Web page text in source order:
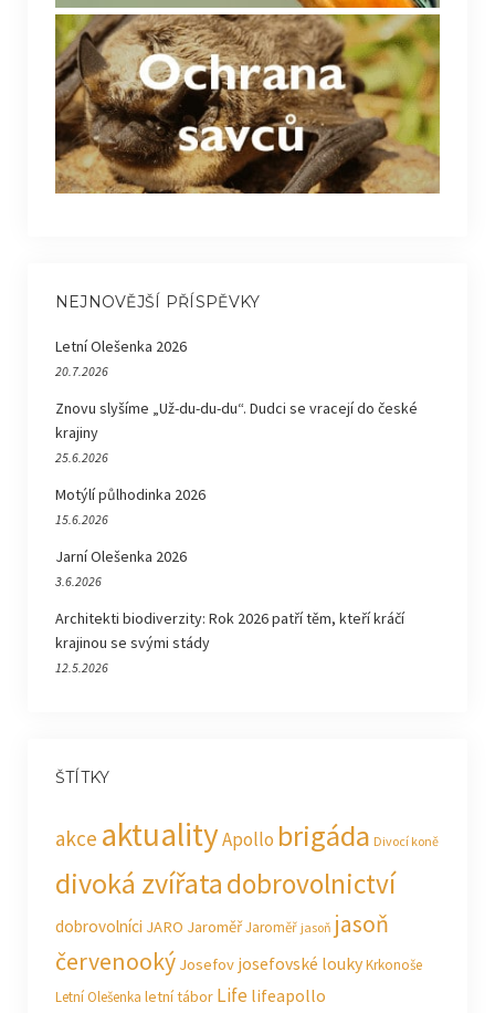
NEJNOVĚJŠÍ PŘÍSPĚVKY
Letní Olešenka 2026
20.7.2026
Znovu slyšíme „Už-du-du-du“. Dudci se vracejí do české
krajiny
25.6.2026
Motýlí půlhodinka 2026
15.6.2026
Jarní Olešenka 2026
3.6.2026
Architekti biodiverzity: Rok 2026 patří těm, kteří kráčí
krajinou se svými stády
12.5.2026
ŠTÍTKY
akce aktualityApollo brigáda Divocí koně
divoká zvířatadobrovolnictví
dobrovolníci JARO JaroměřJaroměř jasoň jasoň
červenooký Josefov josefovské loukyKrkonoše
Letní Olešenka letní tábor Life lifeapollo